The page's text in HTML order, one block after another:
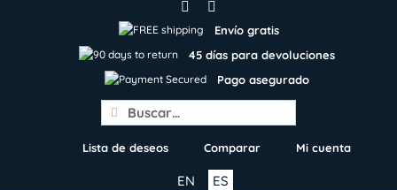
Envío gratis
45 días para devoluciones
Pago asegurado
Search
for:
Lista de deseos Comparar Mi cuenta
ES
EN